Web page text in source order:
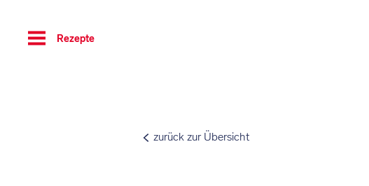
Toggle
navigation
Rezepte
zurück zur Übersicht